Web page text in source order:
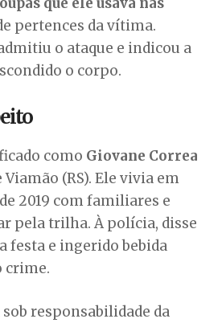
pertences da vítima.
o ataque e indicou a
o corpo.
como Giovane Correa
Viamão (RS). Ele vivia em
2019 com familiares e
pela trilha. À polícia, disse
festa e ingerido bebida
crime.
sob responsabilidade da